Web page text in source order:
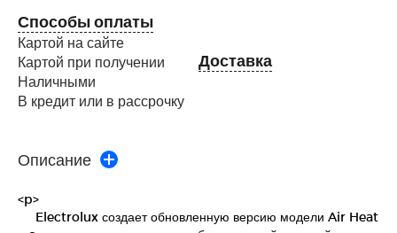
Способы оплаты
Картой на сайте
Картой при получении
Наличными
В кредит или в рассрочку
Доставка
Описание
<p>
Electrolux создает обновленную версию модели Air Heat